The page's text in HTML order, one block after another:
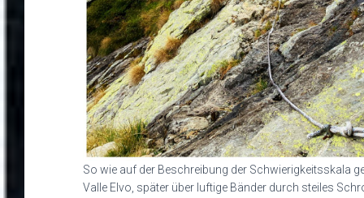
So wie auf der Beschreibung der Schwierigkeitsskala
Valle Elvo, später über luftige Bänder durch steiles